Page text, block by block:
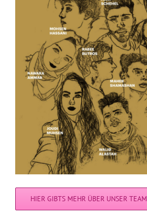
HIER GIBTS MEHR ÜBER UNSER